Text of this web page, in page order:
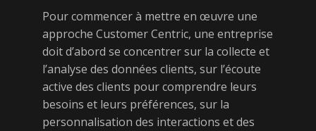
Pour commencer à mettre en œuvre une
approche Customer Centric, une entreprise
doit d’abord se concentrer sur la collecte et
l’analyse des données clients, sur l’écoute
active des clients pour comprendre leurs
besoins et leurs préférences, sur la
personnalisation des interactions et des